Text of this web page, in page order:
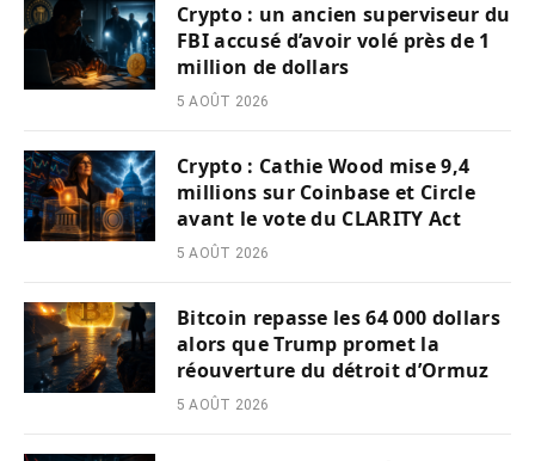
Crypto : un ancien superviseur du
FBI accusé d’avoir volé près de 1
million de dollars
5 AOÛT 2026
Crypto : Cathie Wood mise 9,4
millions sur Coinbase et Circle
avant le vote du CLARITY Act
5 AOÛT 2026
Bitcoin repasse les 64 000 dollars
alors que Trump promet la
réouverture du détroit d’Ormuz
5 AOÛT 2026